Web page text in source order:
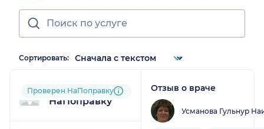
Сортировать:
Пользователь
НаПоправку
Проверен НаПоправку Отзыв о враче
Усманова Гульнур